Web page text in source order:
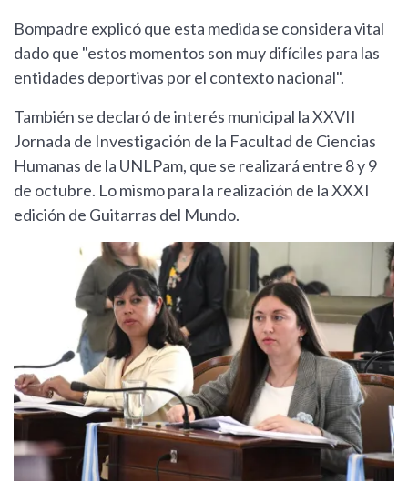
Bompadre explicó que esta medida se considera vital
dado que "estos momentos son muy difíciles para las
entidades deportivas por el contexto nacional".
También se declaró de interés municipal la XXVII
Jornada de Investigación de la Facultad de Ciencias
Humanas de la UNLPam, que se realizará entre 8 y 9
de octubre. Lo mismo para la realización de la XXXI
edición de Guitarras del Mundo.